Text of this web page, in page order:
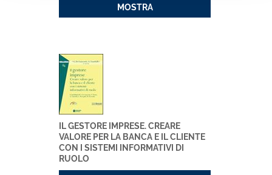
MOSTRA
IL GESTORE IMPRESE. CREARE
VALORE PER LA BANCA E IL CLIENTE
CON I SISTEMI INFORMATIVI DI
RUOLO